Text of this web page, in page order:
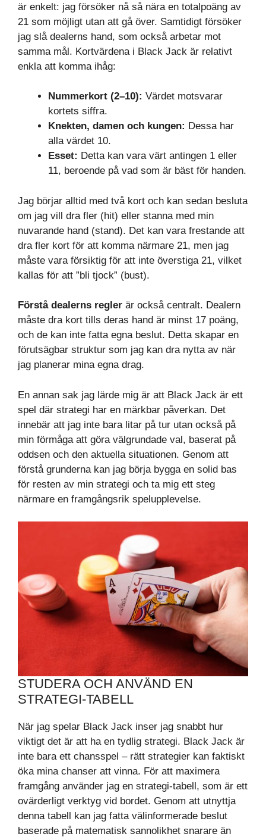
är enkelt: jag försöker nå så nära en totalpoäng av
21 som möjligt utan att gå över. Samtidigt försöker
jag slå dealerns hand, som också arbetar mot
samma mål. Kortvärdena i Black Jack är relativt
enkla att komma ihåg:
Nummerkort (2–10): Värdet motsvarar
kortets siffra.
Knekten, damen och kungen: Dessa har
alla värdet 10.
Esset: Detta kan vara värt antingen 1 eller
11, beroende på vad som är bäst för handen.
Jag börjar alltid med två kort och kan sedan besluta
om jag vill dra fler (hit) eller stanna med min
nuvarande hand (stand). Det kan vara frestande att
dra fler kort för att komma närmare 21, men jag
måste vara försiktig för att inte överstiga 21, vilket
kallas för att ”bli tjock” (bust).
Förstå dealerns regler är också centralt. Dealern
måste dra kort tills deras hand är minst 17 poäng,
och de kan inte fatta egna beslut. Detta skapar en
förutsägbar struktur som jag kan dra nytta av när
jag planerar mina egna drag.
En annan sak jag lärde mig är att Black Jack är ett
spel där strategi har en märkbar påverkan. Det
innebär att jag inte bara litar på tur utan också på
min förmåga att göra välgrundade val, baserat på
oddsen och den aktuella situationen. Genom att
förstå grunderna kan jag börja bygga en solid bas
för resten av min strategi och ta mig ett steg
närmare en framgångsrik spelupplevelse.
STUDERA OCH ANVÄND EN
STRATEGI-TABELL
När jag spelar Black Jack inser jag snabbt hur
viktigt det är att ha en tydlig strategi. Black Jack är
inte bara ett chansspel – rätt strategier kan faktiskt
öka mina chanser att vinna. För att maximera
framgång använder jag en strategi-tabell, som är ett
ovärderligt verktyg vid bordet. Genom att utnyttja
denna tabell kan jag fatta välinformerade beslut
baserade på matematisk sannolikhet snarare än